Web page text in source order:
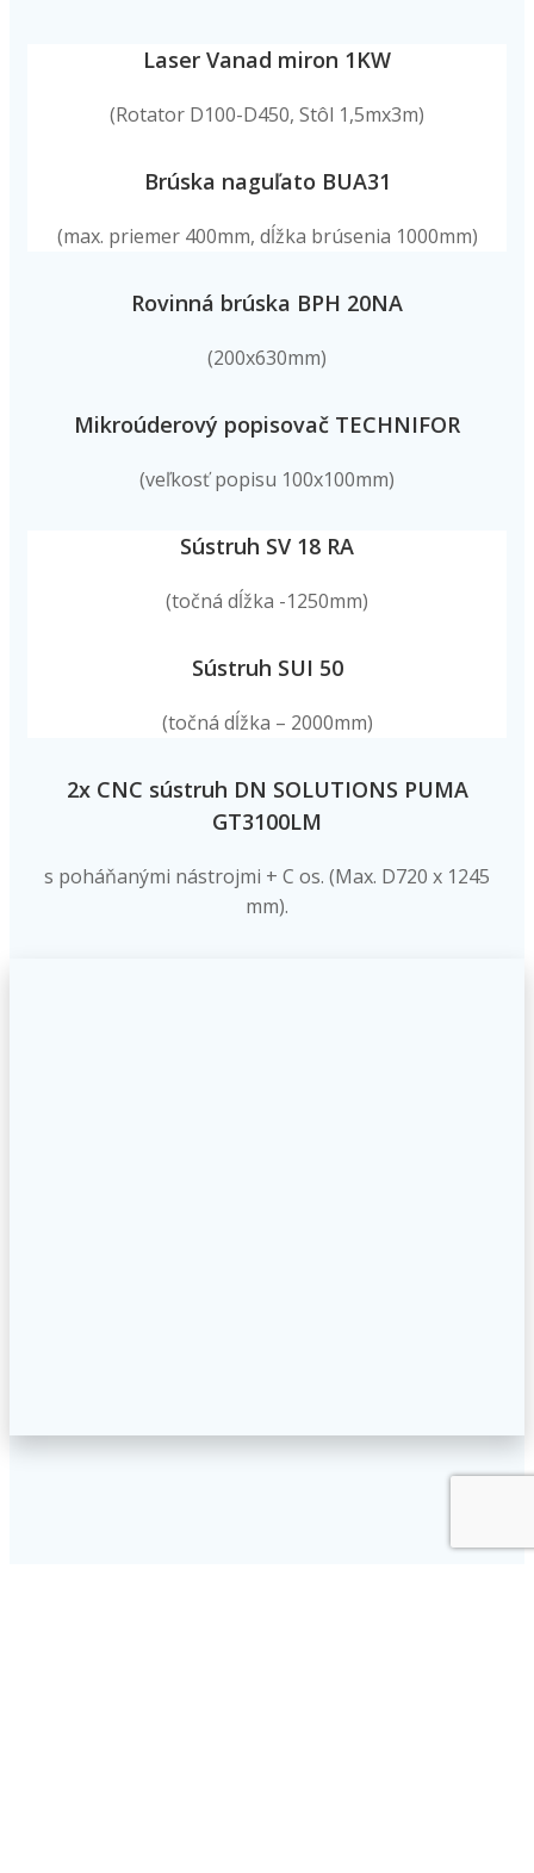
Laser Vanad miron 1KW
(Rotator D100-D450, Stôl 1,5mx3m)
Brúska naguľato BUA31
(max. priemer 400mm, dĺžka brúsenia 1000mm)
Rovinná brúska BPH 20NA
(200x630mm)
Mikroúderový popisovač TECHNIFOR
(veľkosť popisu 100x100mm)
Sústruh SV 18 RA
(točná dĺžka -1250mm)
Sústruh SUI 50
(točná dĺžka – 2000mm)
2x CNC sústruh DN SOLUTIONS PUMA
GT3100LM
s poháňanými nástrojmi + C os. (Max. D720 x 1245
mm).